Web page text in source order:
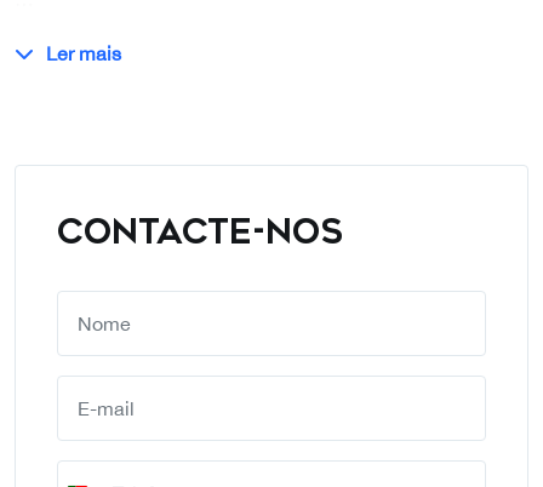
Ler mais
CONTACTE-NOS